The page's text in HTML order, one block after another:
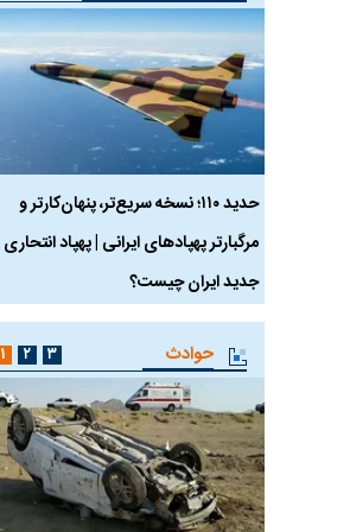
حدید ۱۱۰؛ نسخه سریع‌تر، پنهان‌کارتر و
مرگبارتر پهپادهای ایرانی | پهپاد انتحاری
جدید ایران چیست؟
حوادث ۱ ۲ ۳